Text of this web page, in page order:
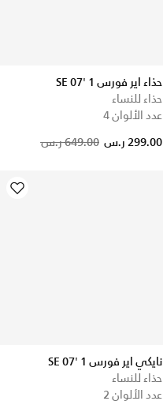
حذاء اير فورس 1 '07 SE
حذاء للنساء
عدد الألوان 4
649.00 ر.س 299.00 ر.س
نايكي اير فورس 1 '07 SE
حذاء للنساء
عدد الألوان 2